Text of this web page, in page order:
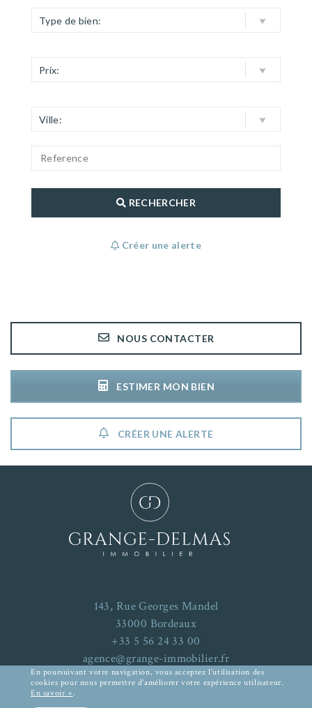
Type de bien:
Prix:
Ville:
RECHERCHER
Créer une alerte
NOUS CONTACTER
ESTIMER MON BIEN
CRÉER UNE ALERTE
143, Rue Georges Mandel
33000 Bordeaux
+33 5 56 24 33 00
agence@grange-immobilier.fr
En poursuivant votre navigation, vous acceptez l'utilisation des
cookies pour nous permettre d'améliorer votre expérience utilisateur.
En savoir +.